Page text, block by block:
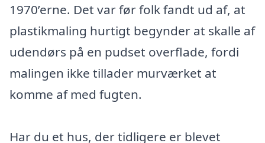
1970’erne. Det var før folk fandt ud af, at
plastikmaling hurtigt begynder at skalle af
udendørs på en pudset overflade, fordi
malingen ikke tillader murværket at
komme af med fugten.
Har du et hus, der tidligere er blevet